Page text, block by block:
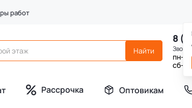
работ
8
пн-
сб-
Рассрочка Оптовикам